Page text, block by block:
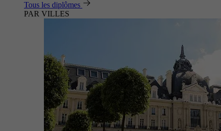
Tous les diplômes
PAR VILLES